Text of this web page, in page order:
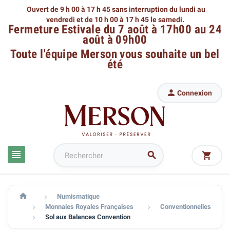
Ouvert de 9 h 00 à 17 h 45 sans interruption du lundi au
vendredi et de 10 h 00 à 17 h 45 le samedi.
Fermeture Estivale du 7 août à 17h00 au 24
août à 09h00
Toute l'équipe Mersonvous souhaite un bel
été
 
 Connexion

  Numismatique
 Monnaies Royales Françaises  Conventionnelles
 Sol aux Balances Convention